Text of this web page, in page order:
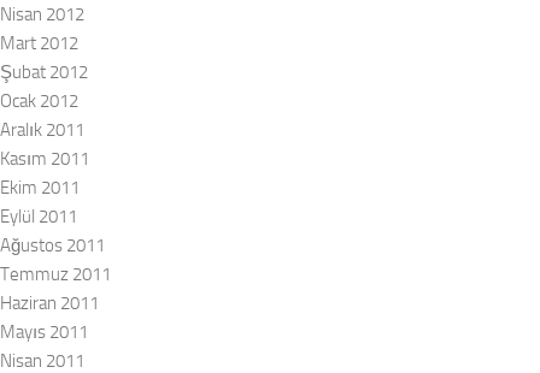
Nisan 2012
Mart 2012
Şubat 2012
Ocak 2012
Aralık 2011
Kasım 2011
Ekim 2011
Eylül 2011
Ağustos 2011
Temmuz 2011
Haziran 2011
Mayıs 2011
Nisan 2011